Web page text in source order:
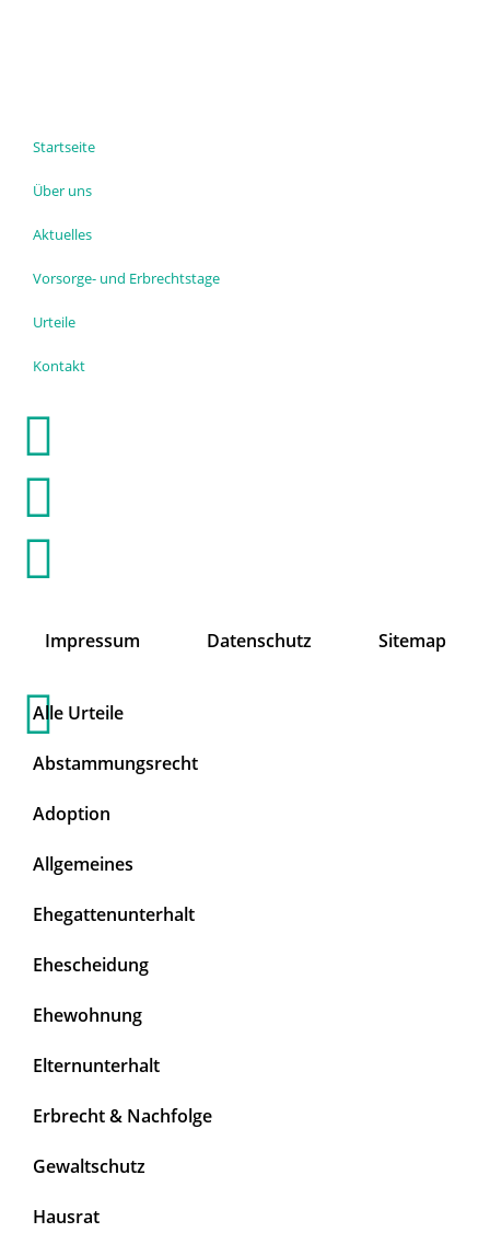
Startseite
Über uns
Aktuelles
Vorsorge- und Erbrechtstage
Urteile
Kontakt
Impressum Datenschutz Sitemap
Alle Urteile
Abstammungsrecht
Adoption
Allgemeines
Ehegattenunterhalt
Ehescheidung
Ehewohnung
Elternunterhalt
Erbrecht & Nachfolge
Gewaltschutz
Hausrat